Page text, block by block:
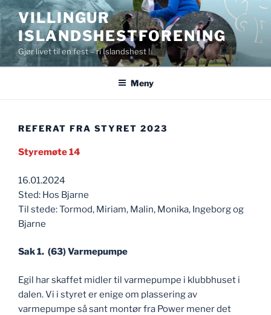
Gå
til
innhold
VILLINGUR
ISLANDSHESTFORENING
Gjør livet til en fest – ri Islandshest !
Meny
REFERAT FRA STYRET 2023
Styremøte 14
16.01.2024
Sted: Hos Bjarne
Til stede: Tormod, Miriam, Malin, Monika, Ingeborg og
Bjarne
Sak 1. (63) Varmepumpe
Egil har skaffet midler til varmepumpe i klubbhuset i
dalen. Vi i styret er enige om plassering av
varmepumpe så sant montør fra Power mener det